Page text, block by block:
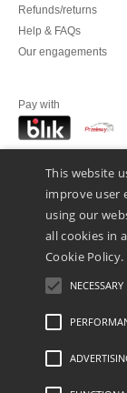
Refunds/returns
Help & FAQs
Our engagements
Pay with
We ship with
Legal Mentions-
This website
improve user
using our
all cookies in
Cookie Policy.
NECESSARY